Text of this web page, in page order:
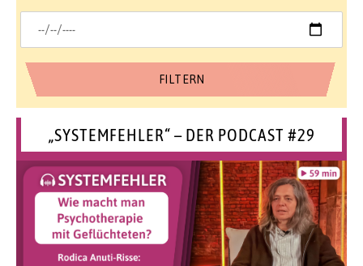
„SYSTEMFEHLER“ – DER PODCAST #29